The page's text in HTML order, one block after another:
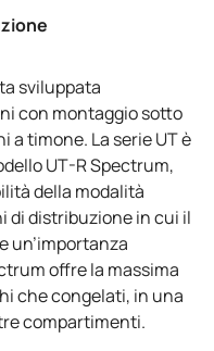
sviluppata
con montaggio sotto
timone. La serie UT è
UT-R Spectrum,
della modalità
di distribuzione in cui il
un’importanza
offre la massima
che congelati, in una
compartimenti.